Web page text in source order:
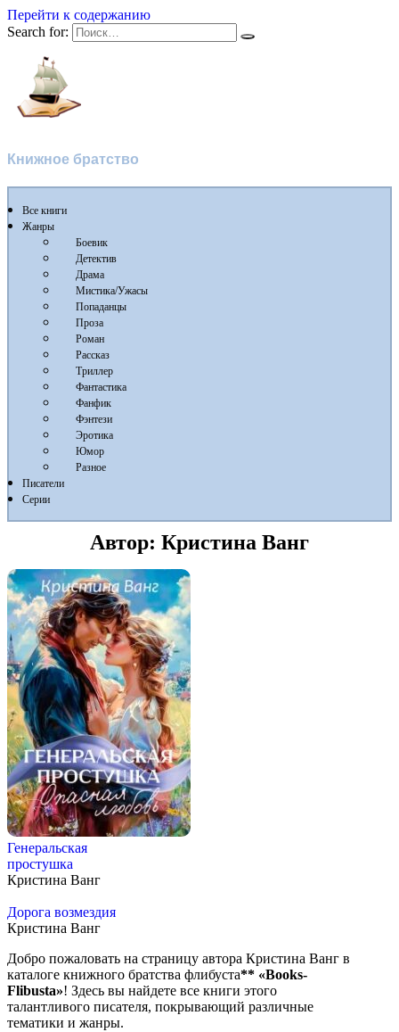
Перейти к содержанию
Search for:
Книжное братство
Все книги
Жанры
Боевик
Детектив
Драма
Мистика/Ужасы
Попаданцы
Проза
Роман
Рассказ
Триллер
Фантастика
Фанфик
Фэнтези
Эротика
Юмор
Разное
Писатели
Серии
Автор: Кристина Ванг
Генеральская
простушка
Кристина Ванг
Дорога возмездия
Кристина Ванг
Добро пожаловать на страницу автора Кристина Ванг в
каталоге книжного братства флибуста** «Books-
Flibusta»! Здесь вы найдете все книги этого
талантливого писателя, покрывающий различные
тематики и жанры.